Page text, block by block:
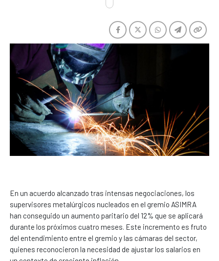
En un acuerdo alcanzado tras intensas negociaciones, los
supervisores metalúrgicos nucleados en el gremio ASIMRA
han conseguido un aumento paritario del 12% que se aplicará
durante los próximos cuatro meses. Este incremento es fruto
del entendimiento entre el gremio y las cámaras del sector,
quienes reconocieron la necesidad de ajustar los salarios en